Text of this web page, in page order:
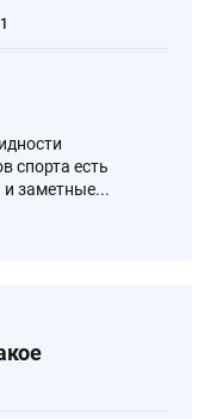
спорта есть
и заметные...